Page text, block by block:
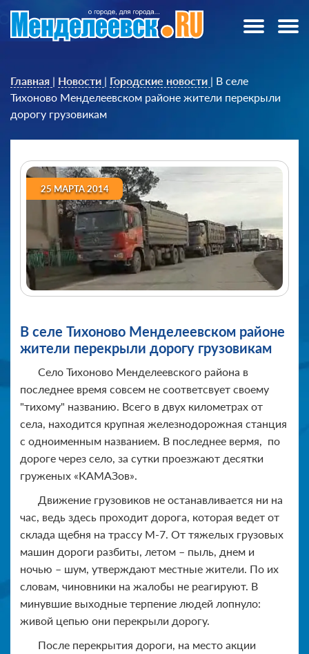
Главная | Новости | Городские новости | В селе
Тихоново Менделеевском районе жители перекрыли
дорогу грузовикам
25 МАРТА 2014
В селе Тихоново Менделеевском районе
жители перекрыли дорогу грузовикам
Село Тихоново Менделеевского района в
последнее время совсем не соответсвует своему
"тихому" названию. Всего в двух километрах от
села, находится крупная железнодорожная станция
с одноименным названием. В последнее вермя, по
дороге через село, за сутки проезжают десятки
груженых «КАМАЗов».
Движение грузовиков не останавливается ни на
час, ведь здесь проходит дорога, которая ведет от
склада щебня на трассу М-7. От тяжелых грузовых
машин дороги разбиты, летом – пыль, днем и
ночью – шум, утверждают местные жители. По их
словам, чиновники на жалобы не реагируют. В
минувшие выходные терпение людей лопнуло:
живой цепью они перекрыли дорогу.
После перекрытия дороги, на место акции